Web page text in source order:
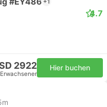
4.7
2922 Hier buchen